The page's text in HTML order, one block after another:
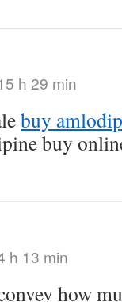
h 29 min
buy
buy
h 13 min
how